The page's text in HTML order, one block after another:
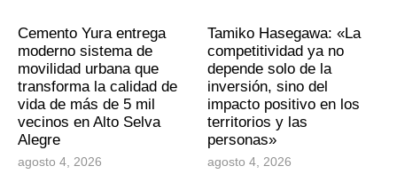
Cemento Yura entrega
moderno sistema de
movilidad urbana que
transforma la calidad de
vida de más de 5 mil
vecinos en Alto Selva
Alegre
agosto 4, 2026
Tamiko Hasegawa: «La
competitividad ya no
depende solo de la
inversión, sino del
impacto positivo en los
territorios y las
personas»
agosto 4, 2026